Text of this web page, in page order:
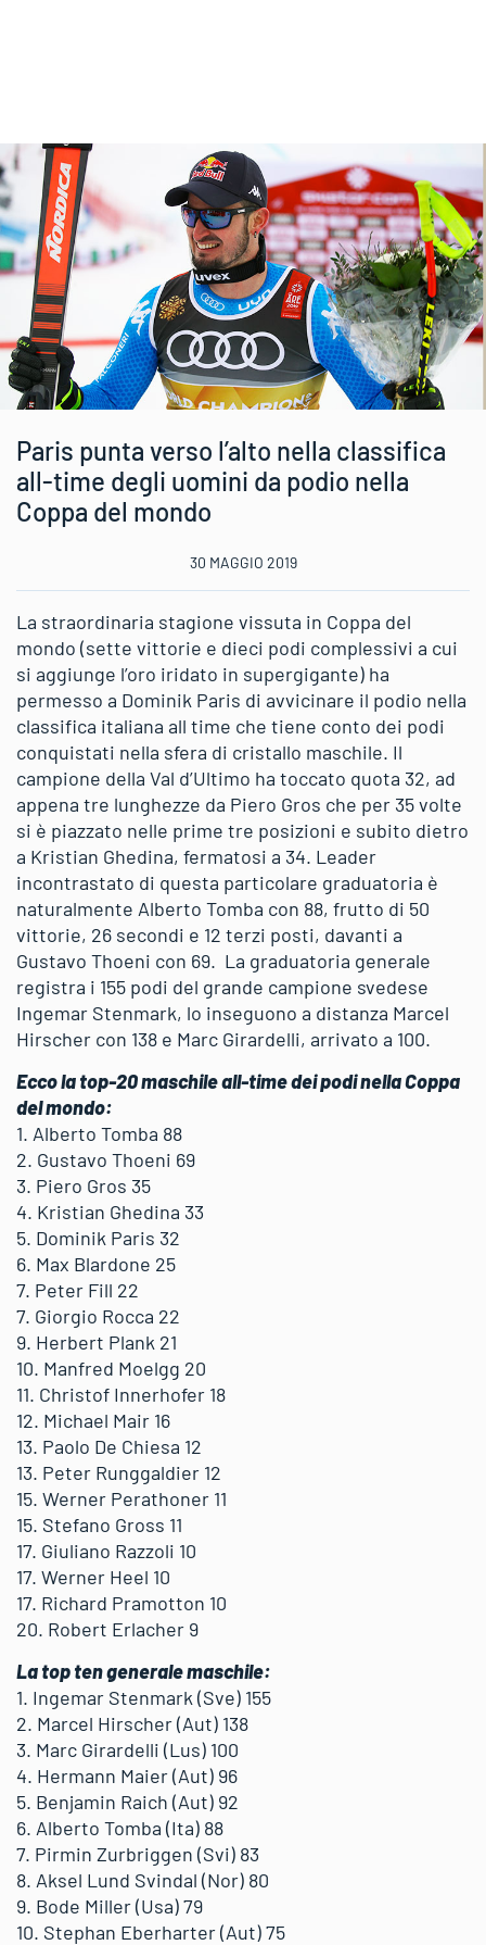
Paris punta verso l’alto nella classifica
all-time degli uomini da podio nella
Coppa del mondo
30 MAGGIO 2019
La straordinaria stagione vissuta in Coppa del
mondo (sette vittorie e dieci podi complessivi a cui
si aggiunge l’oro iridato in supergigante) ha
permesso a Dominik Paris di avvicinare il podio nella
classifica italiana all time che tiene conto dei podi
conquistati nella sfera di cristallo maschile. Il
campione della Val d’Ultimo ha toccato quota 32, ad
appena tre lunghezze da Piero Gros che per 35 volte
si è piazzato nelle prime tre posizioni e subito dietro
a Kristian Ghedina, fermatosi a 34. Leader
incontrastato di questa particolare graduatoria è
naturalmente Alberto Tomba con 88, frutto di 50
vittorie, 26 secondi e 12 terzi posti, davanti a
Gustavo Thoeni con 69. La graduatoria generale
registra i 155 podi del grande campione svedese
Ingemar Stenmark, lo inseguono a distanza Marcel
Hirscher con 138 e Marc Girardelli, arrivato a 100.
Ecco la top-20 maschile all-time dei podi nella Coppa
del mondo:
1. Alberto Tomba 88
2. Gustavo Thoeni 69
3. Piero Gros 35
4. Kristian Ghedina 33
5. Dominik Paris 32
6. Max Blardone 25
7. Peter Fill 22
7. Giorgio Rocca 22
9. Herbert Plank 21
10. Manfred Moelgg 20
11. Christof Innerhofer 18
12. Michael Mair 16
13. Paolo De Chiesa 12
13. Peter Runggaldier 12
15. Werner Perathoner 11
15. Stefano Gross 11
17. Giuliano Razzoli 10
17. Werner Heel 10
17. Richard Pramotton 10
20. Robert Erlacher 9
La top ten generale maschile:
1. Ingemar Stenmark (Sve) 155
2. Marcel Hirscher (Aut) 138
3. Marc Girardelli (Lus) 100
4. Hermann Maier (Aut) 96
5. Benjamin Raich (Aut) 92
6. Alberto Tomba (Ita) 88
7. Pirmin Zurbriggen (Svi) 83
8. Aksel Lund Svindal (Nor) 80
9. Bode Miller (Usa) 79
10. Stephan Eberharter (Aut) 75